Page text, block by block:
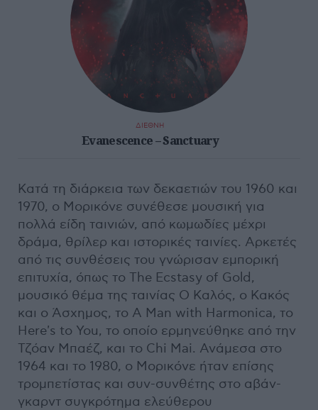
ΔΙΕΘΝΗ
Evanescence – Sanctuary
Κατά τη διάρκεια των δεκαετιών του 1960 και
1970, ο Μορικόνε συνέθεσε μουσική για
πολλά είδη ταινιών, από κωμωδίες μέχρι
δράμα, θρίλερ και ιστορικές ταινίες. Αρκετές
από τις συνθέσεις του γνώρισαν εμπορική
επιτυχία, όπως το The Ecstasy of Gold,
μουσικό θέμα της ταινίας Ο Καλός, ο Κακός
και ο Άσχημος, το A Man with Harmonica, το
Here's to You, το οποίο ερμηνεύθηκε από την
Τζόαν Μπαέζ, και το Chi Mai. Ανάμεσα στο
1964 και το 1980, ο Μορικόνε ήταν επίσης
τρομπετίστας και συν-συνθέτης στο αβάν-
γκαρντ συγκρότημα ελεύθερου